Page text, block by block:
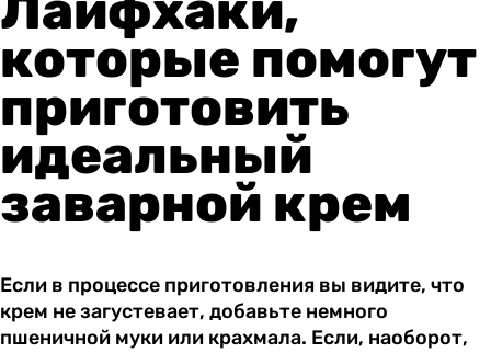
которые помогут
приготовить
идеальный
заварной крем
Если в процессе приготовления вы видите, что
крем не загустевает, добавьте немного
пшеничной муки или крахмала. Если, наоборот,